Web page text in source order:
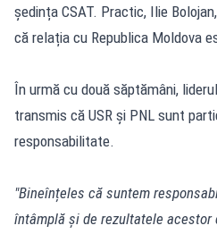
ședința CSAT. Practic, Ilie
că relația cu Republica Moldova
În urmă cu două săptămâni,
transmis că USR și PNL sunt
responsabilitate.
"Bineînțeles că suntem
întâmplă și de rezultatele acestor